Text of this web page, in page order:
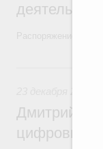
Распоряжение от
Дмитрий